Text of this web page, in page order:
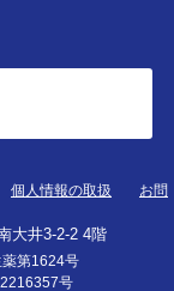
個人情報の取扱
お問
大井3-2-2 4階
第1624号
号